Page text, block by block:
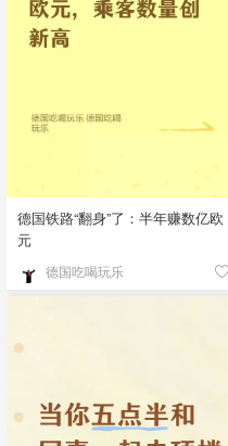
德国铁路“翻身”了：半年赚数亿欧
元
德国吃喝玩乐